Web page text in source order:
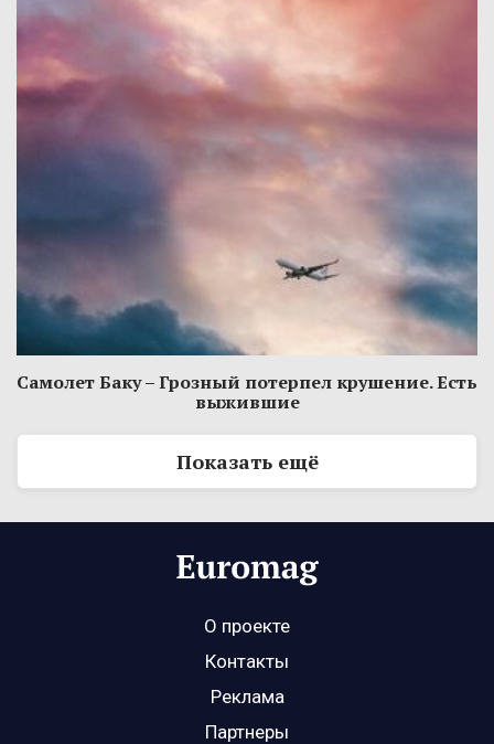
Самолет Баку – Грозный потерпел крушение. Есть
выжившие
Показать ещё
О проекте
Контакты
Реклама
Партнеры